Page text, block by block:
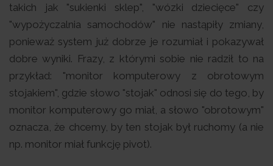
takich jak "sukienki sklep", "wózki dziecięce" czy
"wypożyczalnia samochodów" nie nastąpiły zmiany,
ponieważ system już dobrze je rozumiał i pokazywał
dobre wyniki. Frazy, z którymi sobie nie radził to na
przykład: "monitor komputerowy z obrotowym
stojakiem", gdzie słowo "stojak" odnosi się do tego, by
monitor komputerowy go miał, a słowo "obrotowym"
oznacza, że chcemy, by ten stojak był ruchomy (a nie
np. monitor miał funkcję pivot).